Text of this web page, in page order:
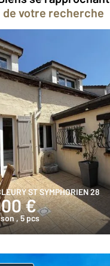
de votre recherche
ST SYMPHORIEN 28
€
, 5 pcs